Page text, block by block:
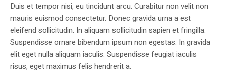
Duis et tempor nisi, eu tincidunt arcu. Curabitur non velit non
mauris euismod consectetur. Donec gravida urna a est
eleifend sollicitudin. In aliquam sollicitudin sapien et fringilla.
Suspendisse ornare bibendum ipsum non egestas. In gravida
elit eget nulla aliquam iaculis. Suspendisse feugiat iaculis
risus, eget maximus felis hendrerit a.